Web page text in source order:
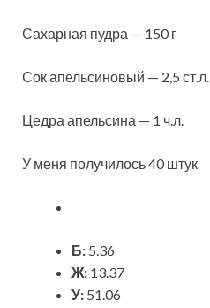
Сахарная пудра — 150 г
Сок апельсиновый — 2,5 ст.л.
Цедра апельсина — 1 ч.л.
У меня получилось 40 штук
Б: 5.36
Ж: 13.37
У: 51.06